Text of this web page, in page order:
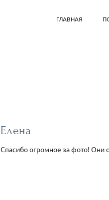
ГЛАВНАЯ
Елена
Спасибо огромное за фото! Они